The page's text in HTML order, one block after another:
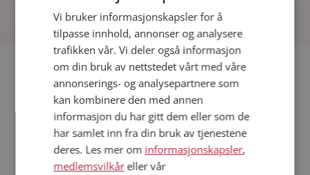
Fler single
Andre single fra Øygarden
Kvinner fra Øygarden
Date kvinner i Norge
Date menn i Norge
Vi bruker informasjonskapsler for å
tilpasse innhold, annonser og analysere
trafikken vår. Vi deler også informasjon
om din bruk av nettstedet vårt med våre
annonserings- og analysepartnere som
kan kombinere den med annen
informasjon du har gitt dem eller som de
har samlet inn fra din bruk av tjenestene
deres. Les mer om informasjonskapsler,
medlemsvilkåreller vår